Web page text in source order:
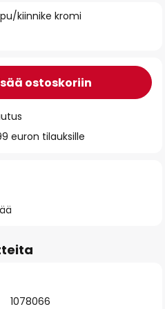
kiinnike kromi
ostoskoriin
euron tilauksille
1078066